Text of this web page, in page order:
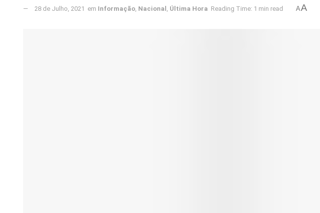
28 de Julho, 2021 em Informação, Nacional , Última Hora Reading Time: 1 min read AA